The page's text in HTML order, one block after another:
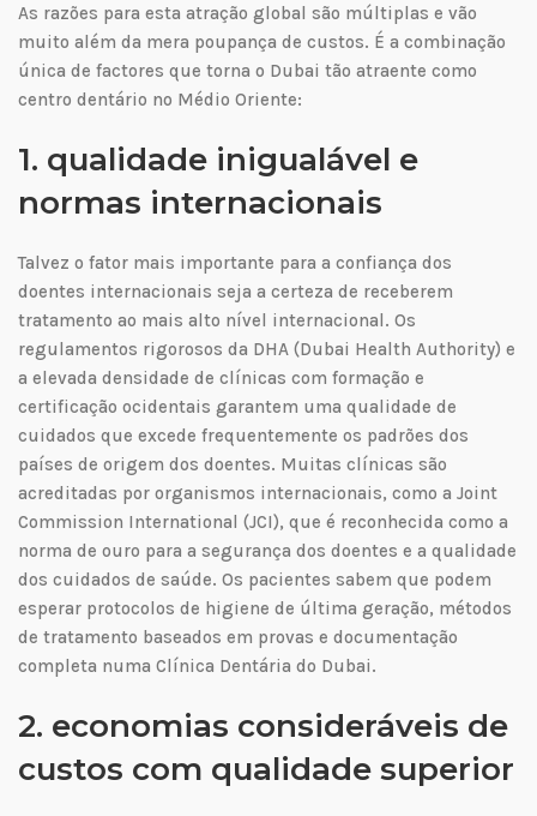
As razões para esta atração global são múltiplas e vão
muito além da mera poupança de custos. É a combinação
única de factores que torna o Dubai tão atraente como
centro dentário no Médio Oriente:
1. qualidade inigualável e
normas internacionais
Talvez o fator mais importante para a confiança dos
doentes internacionais seja a certeza de receberem
tratamento ao mais alto nível internacional. Os
regulamentos rigorosos da DHA (Dubai Health Authority) e
a elevada densidade de clínicas com formação e
certificação ocidentais garantem uma qualidade de
cuidados que excede frequentemente os padrões dos
países de origem dos doentes. Muitas clínicas são
acreditadas por organismos internacionais, como a Joint
Commission International (JCI), que é reconhecida como a
norma de ouro para a segurança dos doentes e a qualidade
dos cuidados de saúde. Os pacientes sabem que podem
esperar protocolos de higiene de última geração, métodos
de tratamento baseados em provas e documentação
completa numa Clínica Dentária do Dubai.
2. economias consideráveis de
custos com qualidade superior